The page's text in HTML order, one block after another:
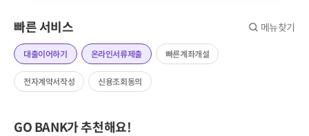
빠른 서비스 메뉴찾기
대출이어하기 온라인서류제출 빠른계좌개설
전자계약서작성 신용조회동의
GO BANK가 추천해요!